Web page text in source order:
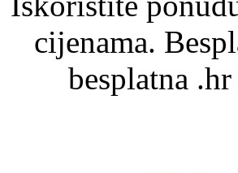
cijenama.
besplatna